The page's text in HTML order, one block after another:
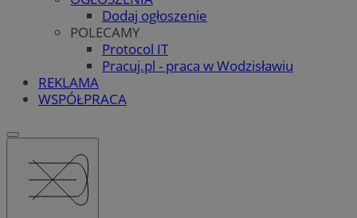
Dodaj ogłoszenie
POLECAMY
Protocol IT
Pracuj.pl - praca w Wodzisławiu
REKLAMA
WSPÓŁPRACA